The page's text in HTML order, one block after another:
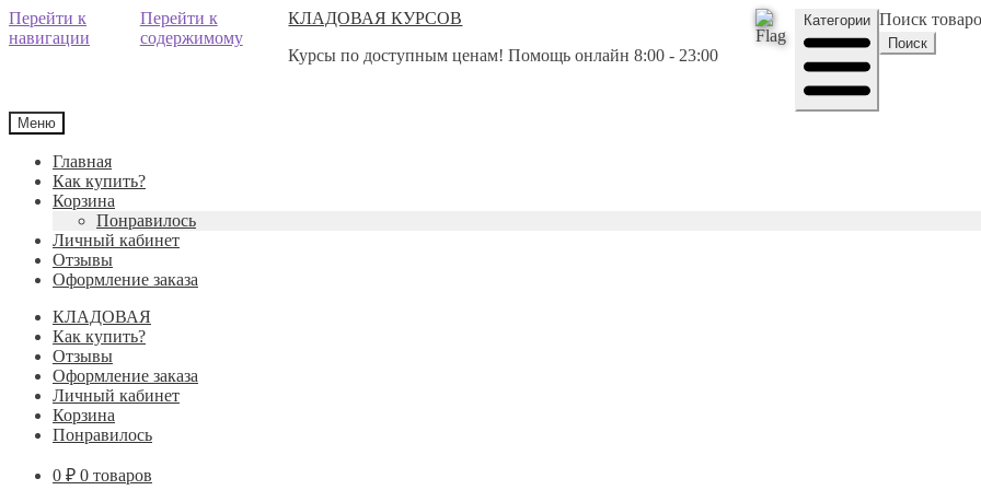
Перейти к
навигации
Перейти к
содержимому
КЛАДОВАЯ КУРСОВ
Курсы по доступным ценам! Помощь онлайн 8:00 - 23:00
Категории Поиск
Поиск
Меню
Главная
Как купить?
Корзина
Понравилось
Личный кабинет
Отзывы
Оформление заказа
КЛАДОВАЯ
Как купить?
Отзывы
Оформление заказа
Личный кабинет
Корзина
Понравилось
0 ₽ 0 товаров